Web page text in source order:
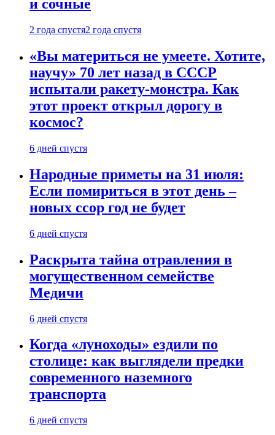
и сочные
2 года спустя2 года спустя
«Вы материться не умеете. Хотите,
научу» 70 лет назад в СССР
испытали ракету-монстра. Как
этот проект открыл дорогу в
космос?
6 дней спустя
Народные приметы на 31 июля:
Если помириться в этот день –
новых ссор год не будет
6 дней спустя
Раскрыта тайна отравления в
могущественном семействе
Медичи
6 дней спустя
Когда «луноходы» ездили по
столице: как выглядели предки
современного наземного
транспорта
6 дней спустя